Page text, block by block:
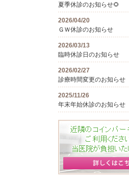
夏季休診のお知らせ🌻
2026/04/20
ＧＷ休診のお知らせ
2026/03/13
臨時休診日のお知らせ
2026/02/27
診療時間変更のお知らせ
2025/11/26
年末年始休診のお知らせ